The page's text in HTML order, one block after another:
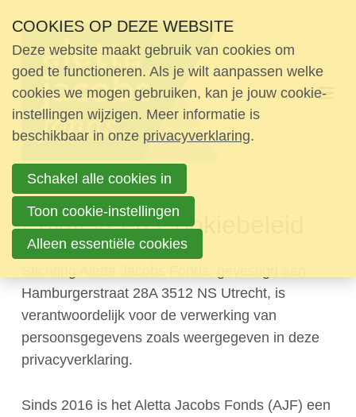
links
over
Spring
naar
de
Spring
naar
de
inhoud
Menu
Privacy- en Cookiebeleid
Hamburgerstraat 28A 3512 NS Utrecht, is
verantwoordelijk voor de verwerking van
persoonsgegevens zoals weergegeven in deze
privacyverklaring.
Sinds 2016 is het Aletta Jacobs Fonds (AJF) een
Over het Fonds
Projecten
Mogelijkheden
Nieuwsbrief
Contact
COOKIES OP DEZE WEBSITE
Deze website maakt gebruik van cookies om
goed te functioneren. Als je wilt aanpassen welke
cookies we mogen gebruiken, kan je jouw cookie-
instellingen wijzigen. Meer informatie is
beschikbaar in onze privacyverklaring.
Schakel alle cookies in
Toon cookie-instellingen
Alleen essentiële cookies